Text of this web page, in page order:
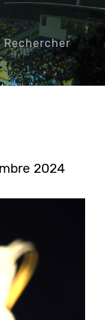
Rechercher
2024